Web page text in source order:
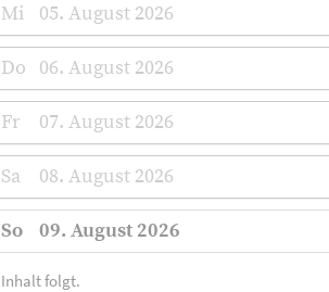
Mi 05. August 2026
Do 06. August 2026
Fr 07. August 2026
Sa 08. August 2026
So 09. August 2026
Inhalt folgt.